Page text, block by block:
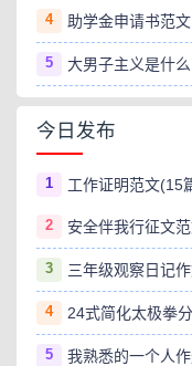
4 助学金申请书范
5 大男子主义是什
今日发布
1 工作证明范文(15
2 安全伴我行征文
3 三年级观察日记
4 24式简化太极拳
5 我熟悉的一个人